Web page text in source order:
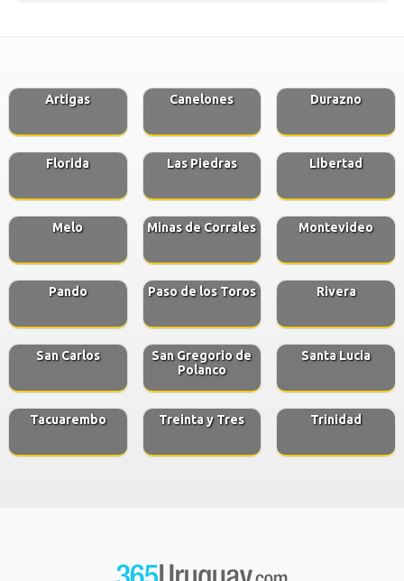
Artigas Canelones Durazno
Florida Las Piedras Libertad
Melo Minas de Corrales Montevideo
Pando Paso de los Toros Rivera
San Carlos
San Gregorio de
Polanco
Santa Lucia
Tacuarembo Treinta y Tres Trinidad